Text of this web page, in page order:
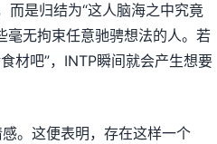
而是归结为“这人脑海之中究竟
毫无拘束任意驰骋想法的人。若
材吧”，INTP瞬间就会产生想要
。这便表明，存在这样一个